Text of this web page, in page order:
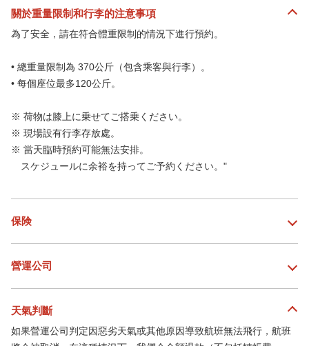
關於重量限制和行李的注意事項
為了安全，請在符合體重限制的情況下進行預約。
• 總重量限制為 370公斤（包含乘客與行李）。
• 每個座位最多120公斤。
※ 荷物は膝上に乗せてご搭乗ください。
※ 現場設有行李存放處。
※ 當天臨時預約可能無法安排。
スケジュールに余裕を持ってご予約ください。"
保険
營運公司
天氣判斷
如果營運公司判定因惡劣天氣或其他原因導致航班無法飛行，航班